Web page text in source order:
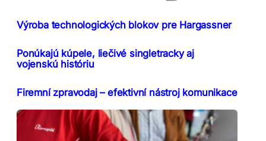
Výroba technologických blokov pre Hargassner
Ponúkajú kúpele, liečivé singletracky aj
vojenskú históriu
Firemní zpravodaj – efektivní nástroj komunikace